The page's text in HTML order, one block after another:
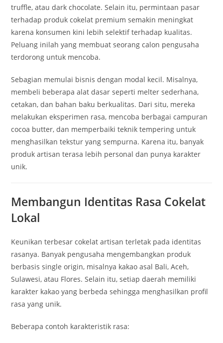
truffle, atau dark chocolate. Selain itu, permintaan pasar
terhadap produk cokelat premium semakin meningkat
karena konsumen kini lebih selektif terhadap kualitas.
Peluang inilah yang membuat seorang calon pengusaha
terdorong untuk mencoba.
Sebagian memulai bisnis dengan modal kecil. Misalnya,
membeli beberapa alat dasar seperti melter sederhana,
cetakan, dan bahan baku berkualitas. Dari situ, mereka
melakukan eksperimen rasa, mencoba berbagai campuran
cocoa butter, dan memperbaiki teknik tempering untuk
menghasilkan tekstur yang sempurna. Karena itu, banyak
produk artisan terasa lebih personal dan punya karakter
unik.
Membangun Identitas Rasa Cokelat
Lokal
Keunikan terbesar cokelat artisan terletak pada identitas
rasanya. Banyak pengusaha mengembangkan produk
berbasis single origin, misalnya kakao asal Bali, Aceh,
Sulawesi, atau Flores. Selain itu, setiap daerah memiliki
karakter kakao yang berbeda sehingga menghasilkan profil
rasa yang unik.
Beberapa contoh karakteristik rasa: